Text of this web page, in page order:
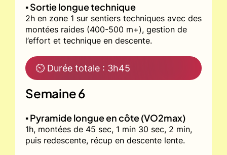
▪️ Sortie longue technique
2h en zone 1 sur sentiers techniques avec des
montées raides (400-500 m+), gestion de
l’effort et technique en descente.
⏲ Durée totale : 3h45
Semaine 6
▪️ Pyramide longue en côte (VO2max)
1h, montées de 45 sec, 1 min 30 sec, 2 min,
puis redescente, récup en descente lente.